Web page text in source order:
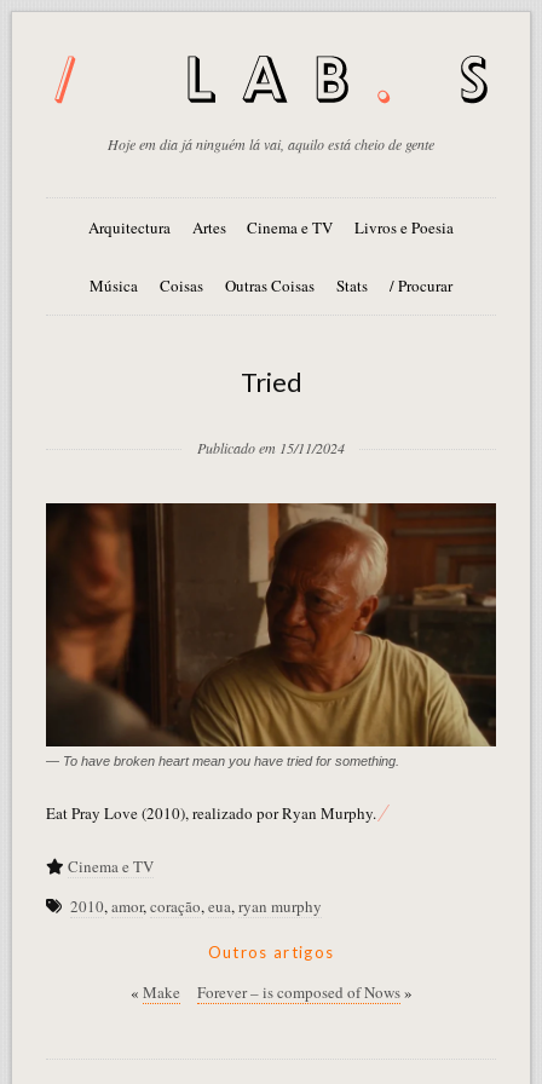
Hoje em dia já ninguém lá vai, aquilo está cheio de gente
Arquitectura Artes Cinema e TV Livros e Poesia
Música Coisas Outras Coisas Stats / Procurar
Tried
Publicado em 15/11/2024
— To have broken heart mean you have tried for something.
Eat Pray Love (2010), realizado por Ryan Murphy.
Cinema e TV
2010, amor, coração, eua, ryan murphy
Outros artigos
« Make Forever – is composed of Nows»